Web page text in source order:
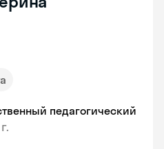
педагогический